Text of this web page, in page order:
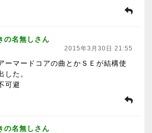
の名無しさん
2015年3月30日 21:55
ーマードコアの曲とかＳＥが結構使
した。
可避
の名無しさん